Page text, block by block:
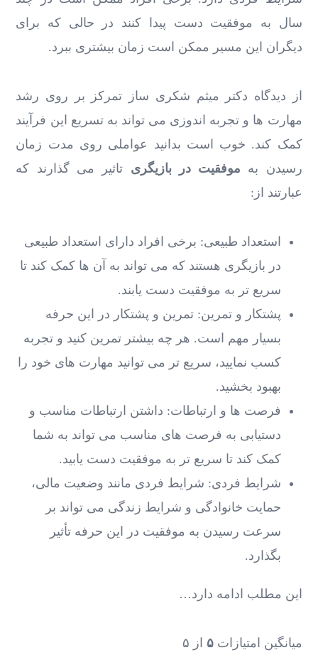
سال به موفقیت دست پیدا کنند در حالی که برای
دیگران این مسیر ممکن است زمان بیشتری ببرد.
از دیدگاه دکتر میثم شکری ساز تمرکز بر روی رشد
مهارت‌ ها و تجربه اندوزی می ‌تواند به تسریع این فرآیند
کمک کند. خوب است بدانید عواملی روی مدت زمان
رسیدن به موفقیت در بازیگری تاثیر می گذارند که
عبارتند از:
استعداد طبیعی: برخی افراد دارای استعداد طبیعی
در بازیگری هستند که می ‌تواند به آن ها کمک کند تا
سریع ‌تر به موفقیت دست یابند.
پشتکار و تمرین: تمرین و پشتکار در این حرفه
بسیار مهم است. هر چه بیشتر تمرین کنید و تجربه
کسب نمایید، سریع ‌تر می ‌توانید مهارت ‌های خود را
بهبود بخشید.
فرصت ‌ها و ارتباطات: داشتن ارتباطات مناسب و
دستیابی به فرصت‌ های مناسب می‌ تواند به شما
کمک کند تا سریع ‌تر به موفقیت دست یابید.
شرایط فردی: شرایط فردی مانند وضعیت مالی،
حمایت خانوادگی و شرایط زندگی می ‌تواند بر
سرعت رسیدن به موفقیت در این حرفه تأثیر
بگذارد.
این مطلب ادامه دارد…
میانگین امتیازات۵ از ۵